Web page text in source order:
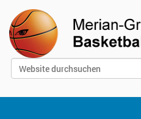
Website durchsuchen